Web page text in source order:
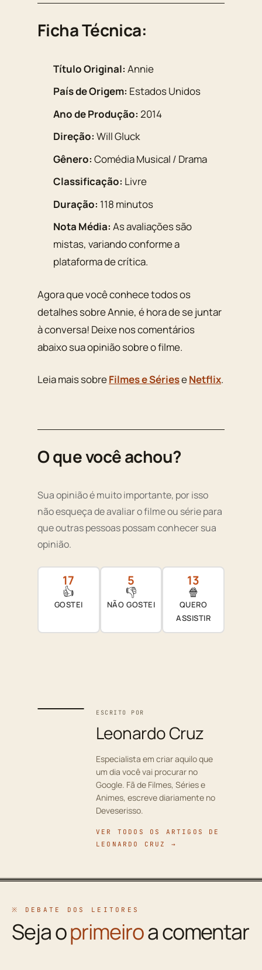
Ficha Técnica:
Título Original: Annie
País de Origem: Estados Unidos
Ano de Produção: 2014
Direção: Will Gluck
Gênero: Comédia Musical / Drama
Classificação: Livre
Duração: 118 minutos
Nota Média: As avaliações são
mistas, variando conforme a
plataforma de crítica.
Agora que você conhece todos os
detalhes sobre Annie, é hora de se juntar
à conversa! Deixe nos comentários
abaixo sua opinião sobre o filme.
Leia mais sobreFilmes e SérieseNetflix.
O que você achou?
Sua opinião é muito importante, por isso
não esqueça de avaliar o filme ou série para
que outras pessoas possam conhecer sua
opinião.
17
👍
GOSTEI
5
👎
NÃO GOSTEI
13
🍿
QUERO
ASSISTIR
ESCRITO POR
Leonardo Cruz
Especialista em criar aquilo que
um dia você vai procurar no
Google. Fã de Filmes, Séries e
Animes, escreve diariamente no
Deveserisso.
VER TODOS OS ARTIGOS DE
LEONARDO CRUZ →
※ DEBATE DOS LEITORES
Seja oprimeiroa comentar